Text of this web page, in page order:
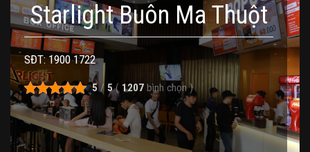
Starlight Buôn Ma Thuột
SĐT: 1900 1722
5 / 5 ( 1207 bình chọn)